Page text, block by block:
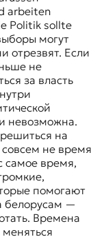
arbeiten
Politik sollte
могут
отрезвят. Если
не
за власть
невозможна.
на
не время
самое время,
помогают
белорусам —
Времена